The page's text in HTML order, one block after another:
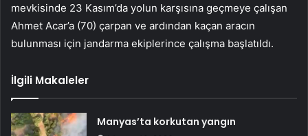
mevkisinde 23 Kasım’da yolun karşısına geçmeye çalışan
Ahmet Acar’a (70) çarpan ve ardından kaçan aracın
bulunması için jandarma ekiplerince çalışma başlatıldı.
İlgili Makaleler
Manyas’ta korkutan yangın